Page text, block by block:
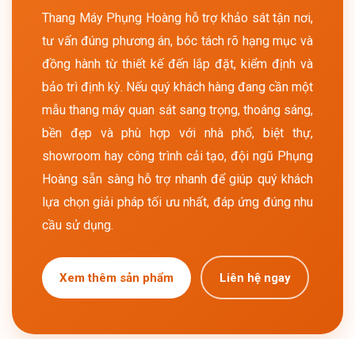
Thang Máy Phụng Hoàng hỗ trợ khảo sát tận nơi,
tư vấn đúng phương án, bóc tách rõ hạng mục và
đồng hành từ thiết kế đến lắp đặt, kiểm định và
bảo trì định kỳ. Nếu quý khách hàng đang cần một
mẫu thang máy quan sát sang trọng, thoáng sáng,
bền đẹp và phù hợp với nhà phố, biệt thự,
showroom hay công trình cải tạo, đội ngũ Phụng
Hoàng sẵn sàng hỗ trợ nhanh để giúp quý khách
lựa chọn giải pháp tối ưu nhất, đáp ứng đúng nhu
cầu sử dụng.
Xem thêm sản phẩm Liên hệ ngay